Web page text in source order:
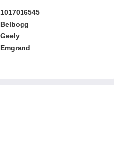
1017016545
Belbogg
Geely
Emgrand